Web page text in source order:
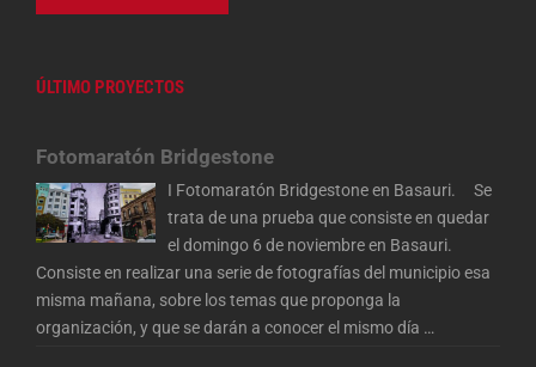
ÚLTIMO PROYECTOS
Fotomaratón Bridgestone
I Fotomaratón Bridgestone en Basauri. Se
trata de una prueba que consiste en quedar
el domingo 6 de noviembre en Basauri.
Consiste en realizar una serie de fotografías del municipio esa
misma mañana, sobre los temas que proponga la
organización, y que se darán a conocer el mismo día …